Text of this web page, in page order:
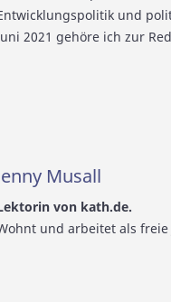
und
2021 gehöre ich zur
Musall
von kath.de.
und arbeitet als